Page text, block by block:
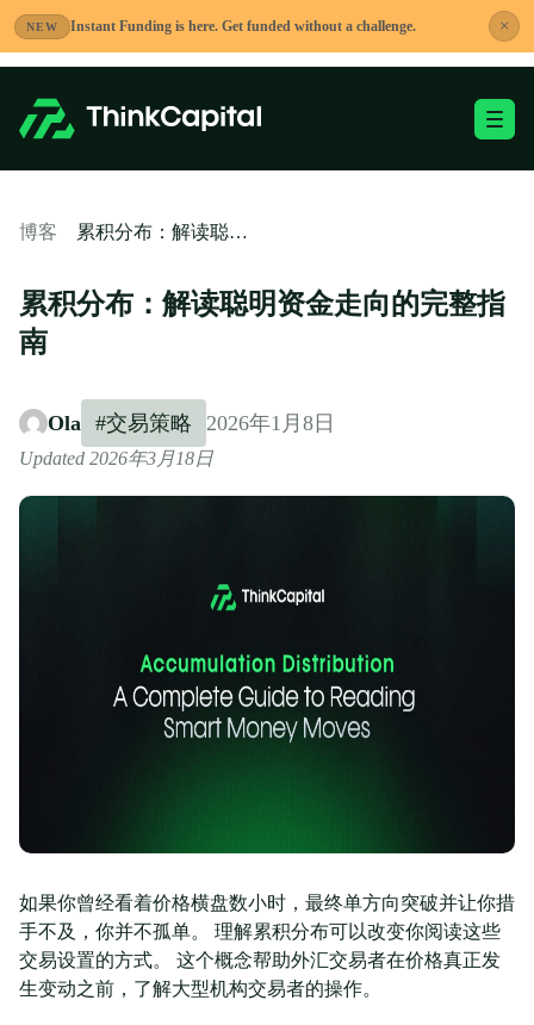
NEW Instant Funding is here. Get funded without a challenge. ×
到
内
切换移动端菜单
博客 累积分布：解读聪明资金走向的完整指南
累积分布：解读聪明资金走向的完整指
南
Ola #交易策略 2026年1月8日
Updated 2026年3月18日
如果你曾经看着价格横盘数小时，最终单方向突破并让你措
手不及，你并不孤单。 理解累积分布可以改变你阅读这些
交易设置的方式。 这个概念帮助外汇交易者在价格真正发
生变动之前，了解大型机构交易者的操作。